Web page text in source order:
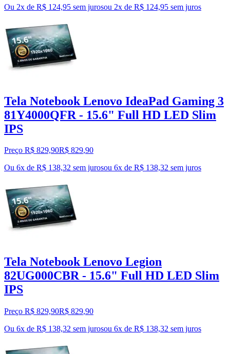
Ou 2x de R$ 124,95 sem jurosou 2x de R$ 124,95 sem juros
Tela Notebook Lenovo IdeaPad Gaming 3
81Y4000QFR - 15.6" Full HD LED Slim
IPS
Preço R$ 829,90R$ 829,90
Ou 6x de R$ 138,32 sem jurosou 6x de R$ 138,32 sem juros
Tela Notebook Lenovo Legion
82UG000CBR - 15.6" Full HD LED Slim
IPS
Preço R$ 829,90R$ 829,90
Ou 6x de R$ 138,32 sem jurosou 6x de R$ 138,32 sem juros